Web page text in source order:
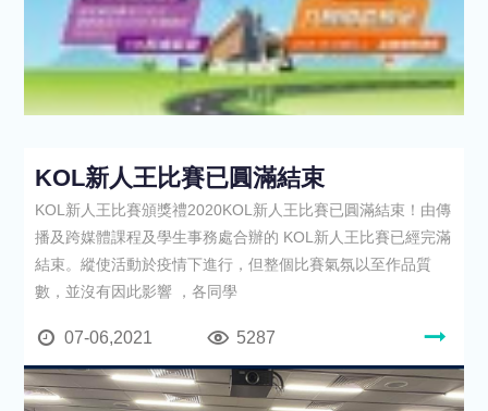
KOL新人王比賽已圓滿結束
KOL新人王比賽頒獎禮2020KOL新人王比賽已圓滿結束！由傳
播及跨媒體課程及學生事務處合辦的 KOL新人王比賽已經完滿
結束。縱使活動於疫情下進行，但整個比賽氣氛以至作品質
數，並沒有因此影響 ，各同學
07-06,2021 5287